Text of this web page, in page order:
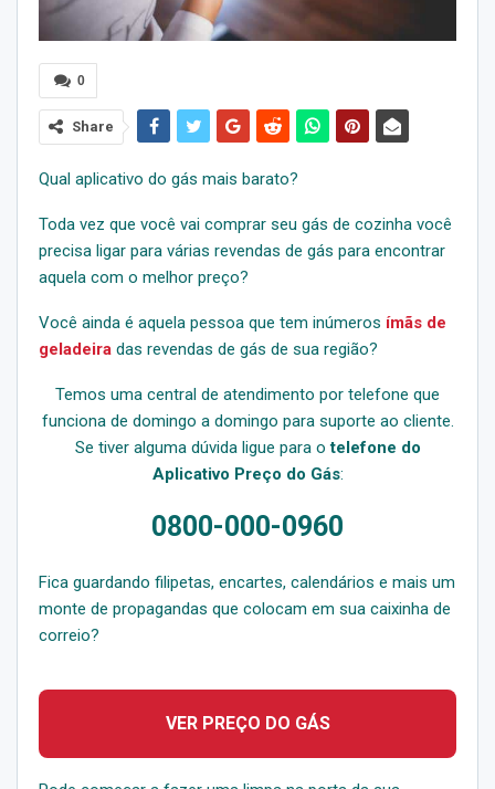
0
Share
Qual aplicativo do gás mais barato?
Toda vez que você vai comprar seu gás de cozinha você
precisa ligar para várias revendas de gás para encontrar
aquela com o melhor preço?
Você ainda é aquela pessoa que tem inúmeros ímãs de
geladeira das revendas de gás de sua região?
Temos uma central de atendimento por telefone que
funciona de domingo a domingo para suporte ao cliente.
Se tiver alguma dúvida ligue para otelefone do
Aplicativo Preço do Gás:
0800-000-0960
Fica guardando filipetas, encartes, calendários e mais um
monte de propagandas que colocam em sua caixinha de
correio?
VER PREÇO DO GÁS